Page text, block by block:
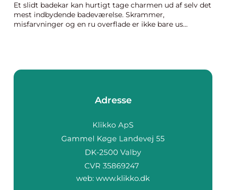
Et slidt badekar kan hurtigt tage charmen ud af selv det
mest indbydende badeværelse. Skrammer,
misfarvninger og en ru overflade er ikke bare us...
Adresse
web: www.klikko.dk